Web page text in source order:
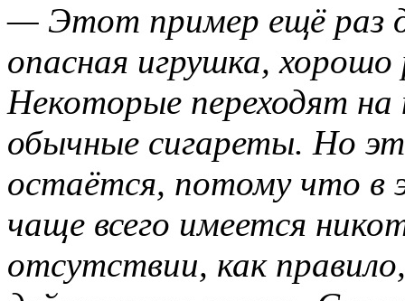
— Этот пример ещё раз
опасная игрушка,
Некоторые переходят
обычные сигареты. Но
остаётся, потому что в
чаще всего имеется
отсутствии, как